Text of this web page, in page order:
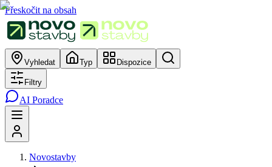
Přeskočit na obsah
Vyhledat Typ Dispozice
Filtry
AI Poradce
Novostavby